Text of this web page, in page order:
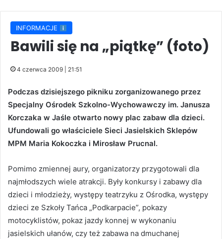
INFORMACJE
Bawili się na „piątkę” (foto)
4 czerwca 2009 | 21:51
Podczas dzisiejszego pikniku zorganizowanego przez
Specjalny Ośrodek Szkolno-Wychowawczy im. Janusza
Korczaka w Jaśle otwarto nowy plac zabaw dla dzieci.
Ufundowali go właściciele Sieci Jasielskich Sklepów
MPM Maria Kokoczka i Mirosław Prucnal.
Pomimo zmiennej aury, organizatorzy przygotowali dla
najmłodszych wiele atrakcji. Były konkursy i zabawy dla
dzieci i młodzieży, występy teatrzyku z Ośrodka, występy
dzieci ze Szkoły Tańca „Podkarpacie”, pokazy
motocyklistów, pokaz jazdy konnej w wykonaniu
jasielskich ułanów, czy też zabawa na dmuchanej